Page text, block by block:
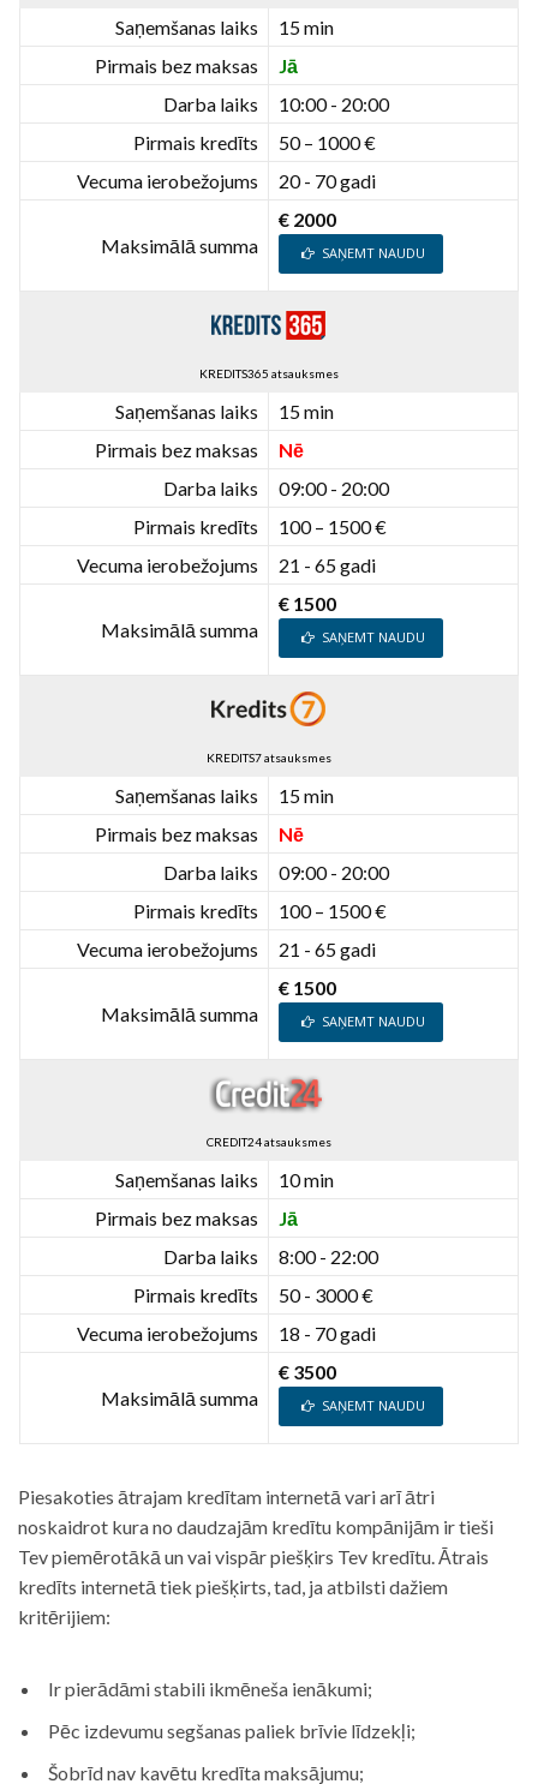
Saņemšanas laiks
15 min
Pirmais bez maksas
Jā
Darba laiks
10:00 - 20:00
Pirmais kredīts
50 – 1000 €
Vecuma ierobežojums
20 - 70 gadi
Maksimālā summa
€ 2000
SAŅEMT NAUDU
KREDITS365 atsauksmes
Saņemšanas laiks
15 min
Pirmais bez maksas
Nē
Darba laiks
09:00 - 20:00
Pirmais kredīts
100 – 1500 €
Vecuma ierobežojums
21 - 65 gadi
Maksimālā summa
€ 1500
SAŅEMT NAUDU
KREDITS7 atsauksmes
Saņemšanas laiks
15 min
Pirmais bez maksas
Nē
Darba laiks
09:00 - 20:00
Pirmais kredīts
100 – 1500 €
Vecuma ierobežojums
21 - 65 gadi
Maksimālā summa
€ 1500
SAŅEMT NAUDU
CREDIT24 atsauksmes
Saņemšanas laiks
10 min
Pirmais bez maksas
Jā
Darba laiks
8:00 - 22:00
Pirmais kredīts
50 - 3000 €
Vecuma ierobežojums
18 - 70 gadi
Maksimālā summa
€ 3500
SAŅEMT NAUDU
Piesakoties ātrajam kredītam internetā vari arī ātri
noskaidrot kura no daudzajām kredītu kompānijām ir tieši
Tev piemērotākā un vai vispār piešķirs Tev kredītu. Ātrais
kredīts internetā tiek piešķirts, tad, ja atbilsti dažiem
kritērijiem:
Ir pierādāmi stabili ikmēneša ienākumi;
Pēc izdevumu segšanas paliek brīvie līdzekļi;
Šobrīd nav kavētu kredīta maksājumu;